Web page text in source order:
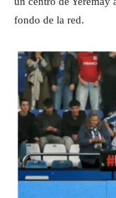
fondo de la red.